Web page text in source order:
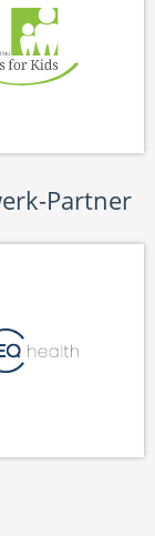
Partner